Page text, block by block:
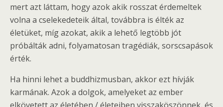
mert azt láttam, hogy azok akik rosszat érdemeltek
volna a cselekedeteik által, továbbra is élték az
életüket, míg azokat, akik a lehető legtöbb jót
próbálták adni, folyamatosan tragédiák, sorscsapások
érték.
Ha hinni lehet a buddhizmusban, akkor ezt hívják
karmának. Azok a dolgok, amelyeket az ember